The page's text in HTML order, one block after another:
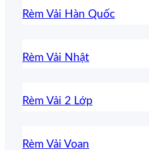
Rèm Vải Hàn Quốc
Rèm Vải Nhật
Rèm Vải 2 Lớp
Rèm Vải Voan